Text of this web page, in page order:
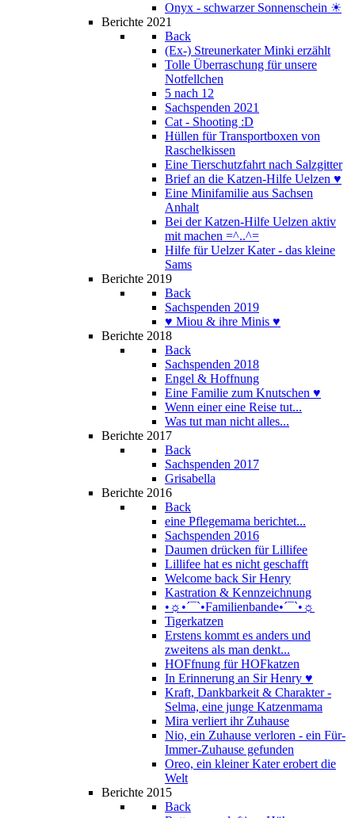
Onyx - schwarzer Sonnenschein ☀
Berichte 2021
Back
(Ex-) Streunerkater Minki erzählt
Tolle Überraschung für unsere
Notfellchen
5 nach 12
Sachspenden 2021
Cat - Shooting :D
Hüllen für Transportboxen von
Raschelkissen
Eine Tierschutzfahrt nach Salzgitter
Brief an die Katzen-Hilfe Uelzen ♥
Eine Minifamilie aus Sachsen
Anhalt
Bei der Katzen-Hilfe Uelzen aktiv
mit machen =^..^=
Hilfe für Uelzer Kater - das kleine
Sams
Berichte 2019
Back
Sachspenden 2019
♥ Miou & ihre Minis ♥
Berichte 2018
Back
Sachspenden 2018
Engel & Hoffnung
Eine Familie zum Knutschen ♥
Wenn einer eine Reise tut...
Was tut man nicht alles...
Berichte 2017
Back
Sachspenden 2017
Grisabella
Berichte 2016
Back
eine Pflegemama berichtet...
Sachspenden 2016
Daumen drücken für Lillifee
Lillifee hat es nicht geschafft
Welcome back Sir Henry
Kastration & Kennzeichnung
•☼•´¯`•Familienbande•´¯`•☼
Tigerkatzen
Erstens kommt es anders und
zweitens als man denkt...
HOFfnung für HOFkatzen
In Erinnerung an Sir Henry ♥
Kraft, Dankbarkeit & Charakter -
Selma, eine junge Katzenmama
Mira verliert ihr Zuhause
Nio, ein Zuhause verloren - ein Für-
Immer-Zuhause gefunden
Oreo, ein kleiner Kater erobert die
Welt
Berichte 2015
Back